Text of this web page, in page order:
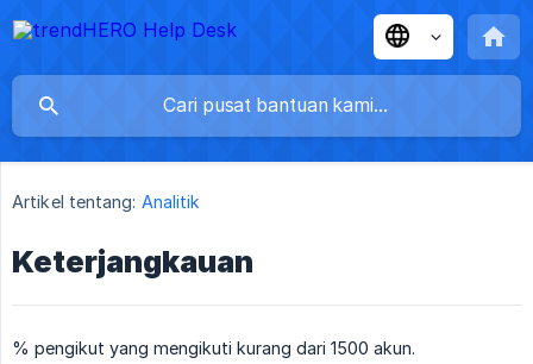
Artikel tentang: Analitik
Keterjangkauan
% pengikut yang mengikuti kurang dari 1500 akun.